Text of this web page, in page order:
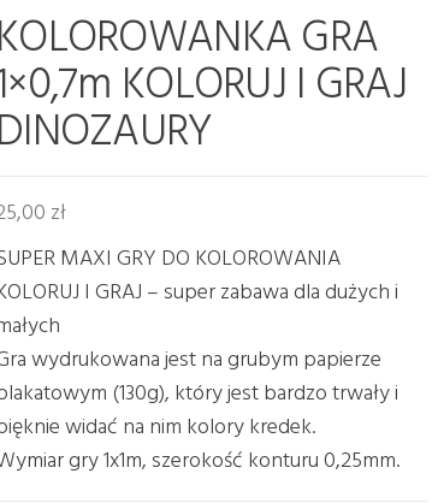
KOLOROWANKA GRA
KOLORUJ I GRAJ
DINOZAURY
zł
MAXI GRY DO KOLOROWANIA
I GRAJ – super zabawa dla dużych i
wydrukowana jest na grubym papierze
(130g), który jest bardzo trwały i
widać na nim kolory kredek.
gry 1x1m, szerokość konturu 0,25mm.